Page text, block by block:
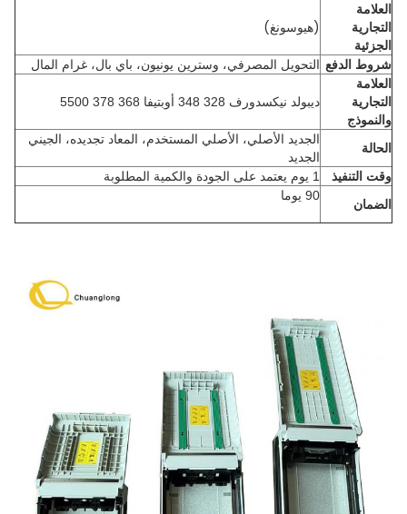
العلامة
التجارية
الجزئية
(هيوسونغ)
شروط الدفع التحويل المصرفي، وسترين يونيون، باي بال، غرام المال
العلامة
التجارية
والنموذج
ديبولد نيكسدورف 328 348 أوبتيفا 368 378 5500
الحالة
الجديد الأصلي، الأصلي المستخدم، المعاد تجديده، الجيني
الجديد
وقت التنفيذ
1 يوم يعتمد على الجودة والكمية المطلوبة
الضمان
90 يوما